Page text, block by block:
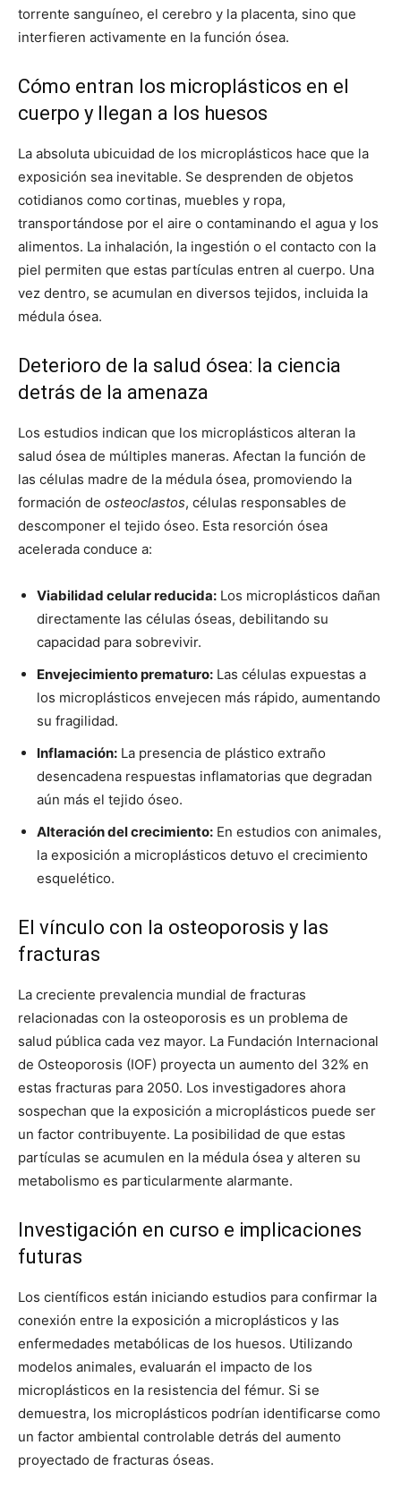
torrente sanguíneo, el cerebro y la placenta, sino que
interfieren activamente en la función ósea.
Cómo entran los microplásticos en el
cuerpo y llegan a los huesos
La absoluta ubicuidad de los microplásticos hace que la
exposición sea inevitable. Se desprenden de objetos
cotidianos como cortinas, muebles y ropa,
transportándose por el aire o contaminando el agua y los
alimentos. La inhalación, la ingestión o el contacto con la
piel permiten que estas partículas entren al cuerpo. Una
vez dentro, se acumulan en diversos tejidos, incluida la
médula ósea.
Deterioro de la salud ósea: la ciencia
detrás de la amenaza
Los estudios indican que los microplásticos alteran la
salud ósea de múltiples maneras. Afectan la función de
las células madre de la médula ósea, promoviendo la
formación de osteoclastos, células responsables de
descomponer el tejido óseo. Esta resorción ósea
acelerada conduce a:
Viabilidad celular reducida: Los microplásticos dañan
directamente las células óseas, debilitando su
capacidad para sobrevivir.
Envejecimiento prematuro: Las células expuestas a
los microplásticos envejecen más rápido, aumentando
su fragilidad.
Inflamación: La presencia de plástico extraño
desencadena respuestas inflamatorias que degradan
aún más el tejido óseo.
Alteración del crecimiento: En estudios con animales,
la exposición a microplásticos detuvo el crecimiento
esquelético.
El vínculo con la osteoporosis y las
fracturas
La creciente prevalencia mundial de fracturas
relacionadas con la osteoporosis es un problema de
salud pública cada vez mayor. La Fundación Internacional
de Osteoporosis (IOF) proyecta un aumento del 32% en
estas fracturas para 2050. Los investigadores ahora
sospechan que la exposición a microplásticos puede ser
un factor contribuyente. La posibilidad de que estas
partículas se acumulen en la médula ósea y alteren su
metabolismo es particularmente alarmante.
Investigación en curso e implicaciones
futuras
Los científicos están iniciando estudios para confirmar la
conexión entre la exposición a microplásticos y las
enfermedades metabólicas de los huesos. Utilizando
modelos animales, evaluarán el impacto de los
microplásticos en la resistencia del fémur. Si se
demuestra, los microplásticos podrían identificarse como
un factor ambiental controlable detrás del aumento
proyectado de fracturas óseas.